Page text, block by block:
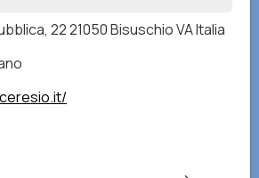
22 21050 Bisuschio VA Italia